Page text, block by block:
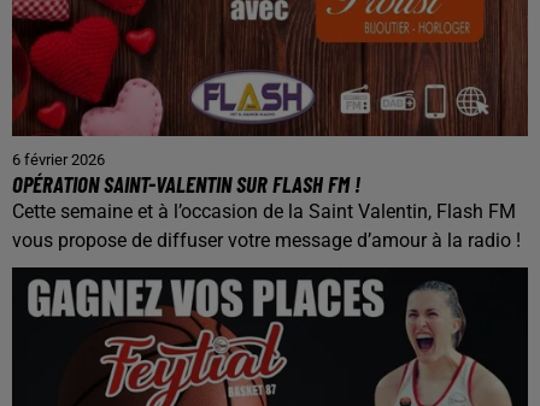
6 février 2026
OPÉRATION SAINT-VALENTIN SUR FLASH FM !
Cette semaine et à l’occasion de la Saint Valentin, Flash FM
vous propose de diffuser votre message d’amour à la radio !